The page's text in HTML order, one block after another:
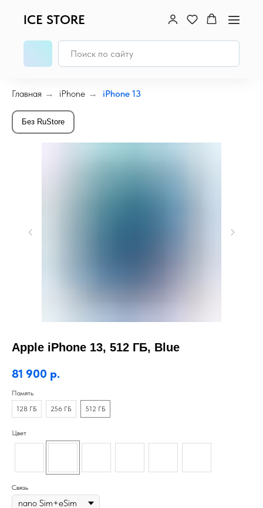
ICE STORE
Главная → iPhone → iPhone 13
Без RuStore
Apple iPhone 13, 512 ГБ, Blue
81 900 р.
Память
128 ГБ
256 ГБ 512 ГБ
Цвет
Связь